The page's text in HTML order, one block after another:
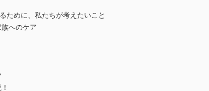
ために、私たちが考えたいこと
へのケア